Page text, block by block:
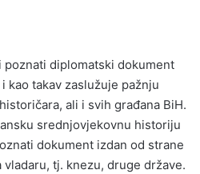
poznati diplomatski dokument
kao takav zaslužuje pažnju
ali i svih građana BiH.
srednjovjekovnu historiju
dokument izdan od strane
tj. knezu, druge države.